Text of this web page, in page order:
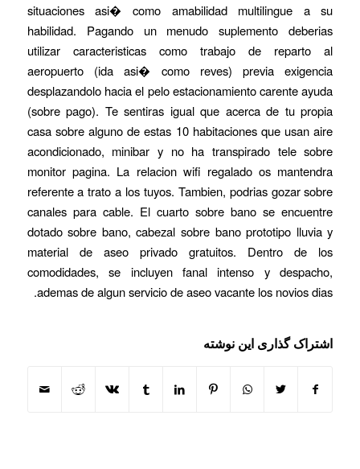
situaciones asi� como amabilidad multilingue a su
habilidad. Pagando un menudo suplemento deberias
utilizar caracteristicas como trabajo de reparto al
aeropuerto (ida asi� como reves) previa exigencia
desplazandolo hacia el pelo estacionamiento carente ayuda
(sobre pago). Te sentiras igual que acerca de tu propia
casa sobre alguno de estas 10 habitaciones que usan aire
acondicionado, minibar y no ha transpirado tele sobre
monitor pagina. La relacion wifi regalado os mantendra
referente a trato a los tuyos. Tambien, podrias gozar sobre
canales para cable. El cuarto sobre bano se encuentre
dotado sobre bano, cabezal sobre bano prototipo lluvia y
material de aseo privado gratuitos. Dentro de los
comodidades, se incluyen fanal intenso y despacho,
ademas de algun servicio de aseo vacante los novios dias.
اشتراک گذاری این نوشته